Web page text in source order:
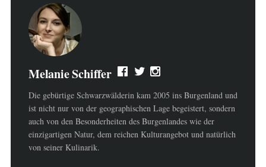
Melanie Schiffer
Die gebürtige Schwarzwälderin kam 2005 ins Burgenland und
ist nicht nur von der geographischen Lage begeistert, sondern
auch von den Besonderheiten des Burgenlandes wie der
einzigartigen Natur, dem reichen Kulturangebot und natürlich
von seiner Kulinarik.